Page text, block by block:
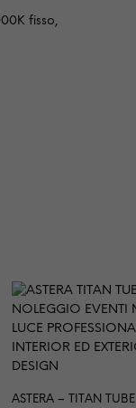
fisso,
ASTERA – TITAN TUBE